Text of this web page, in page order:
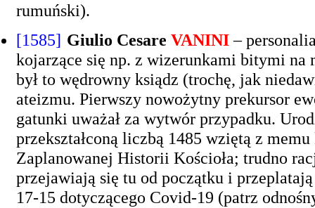
rumuński).
[1585] Giulio Cesare VANINI–
kojarzące się np. z wizerunkami bitymi na
był to wędrowny ksiądz (trochę, jak
ateizmu. Pierwszy nowożytny prekursor
gatunki uważał za wytwór przypadku.
przekształconą liczbą 1485 wziętą z
Zaplanowanej Historii Kościoła; trudno
przejawiają się tu od początku i
17-15 dotyczącego Covid-19 (patrz